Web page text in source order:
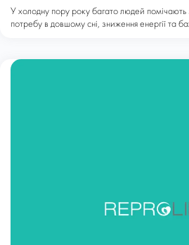
У холодну пору року багато людей помічають
потребу в довшому сні, зниження енергії та